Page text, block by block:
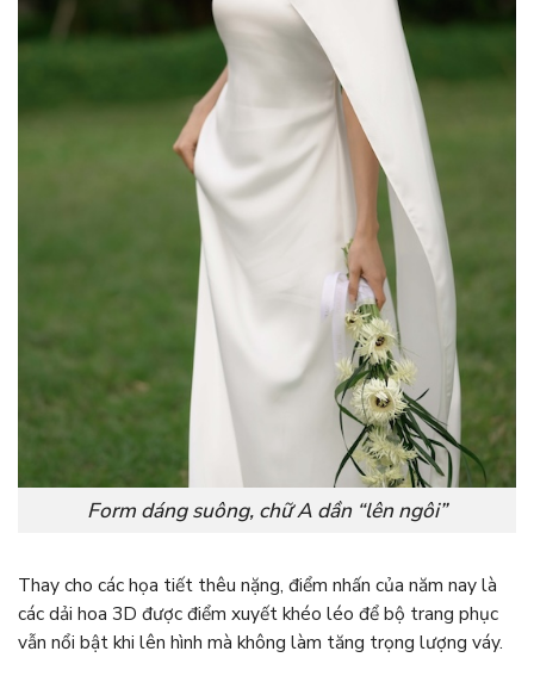
Form dáng suông, chữ A dần “lên ngôi”
Thay cho các họa tiết thêu nặng, điểm nhấn của năm nay là
các dải hoa 3D được điểm xuyết khéo léo để bộ trang phục
vẫn nổi bật khi lên hình mà không làm tăng trọng lượng váy.